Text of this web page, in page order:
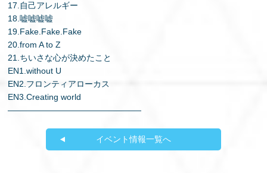
17.自己アレルギー
18.嘘嘘嘘嘘
19.Fake.Fake.Fake
20.from A to Z
21.ちいさな心が決めたこと
EN1.without U
EN2.フロンティアローカス
EN3.Creating world
————————————————
イベント情報一覧へ